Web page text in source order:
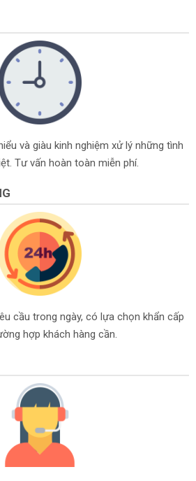
và giàu kinh nghiệm xử lý những tình
Tư vấn hoàn toàn miễn phí.
cầu trong ngày, có lựa chọn khẩn cấp
hợp khách hàng cần.